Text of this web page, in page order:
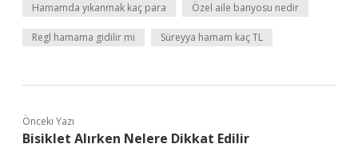
Hamamda yıkanmak kaç para Özel aile banyosu nedir
Regl hamama gidilir mi Süreyya hamam kaç TL
Önceki Yazı
Bisiklet Alırken Nelere Dikkat Edilir